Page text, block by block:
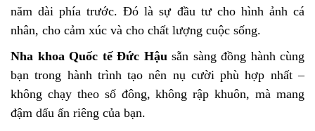
năm dài phía trước. Đó là sự đầu tư cho hình ảnh cá
nhân, cho cảm xúc và cho chất lượng cuộc sống.
Nha khoa Quốc tế Đức Hậusẵn sàng đồng hành cùng
bạn trong hành trình tạo nên nụ cười phù hợp nhất –
không chạy theo số đông, không rập khuôn, mà mang
đậm dấu ấn riêng của bạn.